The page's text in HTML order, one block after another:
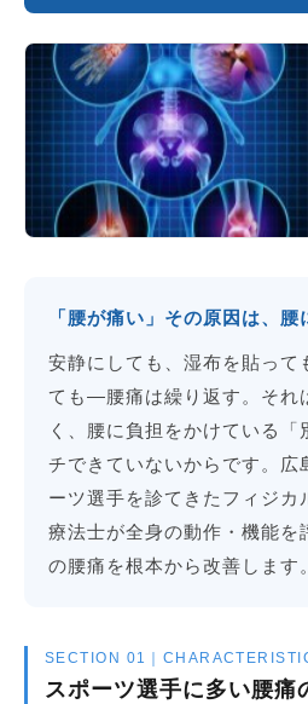
「腰が痛い」その原因は、腰
安静にしても、湿布を貼って
ても—腰痛は繰り返す。それ
く、腰に負担をかけている「
チできていないからです。広
ーツ選手を診てきたフィジカ
療法士が全身の動作・機能を
の腰痛を根本から改善します。
SECTION 01｜
スポーツ選手に多い腰痛